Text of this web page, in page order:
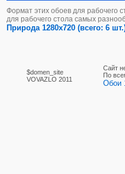
Формат этих обоев для рабочего
для рабочего стола самых
Природа 1280x720 (всего: 6
$domen_site
VOVAZLO 2011
Сайт
По
Обои